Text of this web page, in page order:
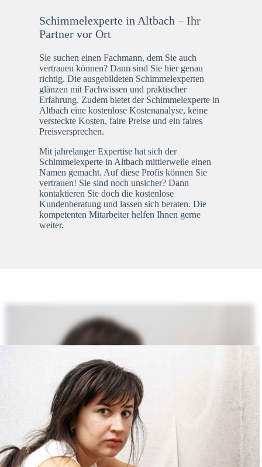
Schimmelexperte in Altbach – Ihr
Partner vor Ort
Sie suchen einen Fachmann, dem Sie auch
vertrauen können? Dann sind Sie hier genau
richtig. Die ausgebildeten Schimmelexperten
glänzen mit Fachwissen und praktischer
Erfahrung. Zudem bietet der Schimmelexperte in
Altbach eine kostenlose Kostenanalyse, keine
versteckte Kosten, faire Preise und ein faires
Preisversprechen.
Mit jahrelanger Expertise hat sich der
Schimmelexperte in Altbach mittlerweile einen
Namen gemacht. Auf diese Profis können Sie
vertrauen! Sie sind noch unsicher? Dann
kontaktieren Sie doch die kostenlose
Kundenberatung und lassen sich beraten. Die
kompetenten Mitarbeiter helfen Ihnen gerne
weiter.